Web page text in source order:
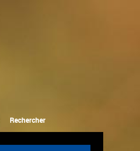
Rechercher